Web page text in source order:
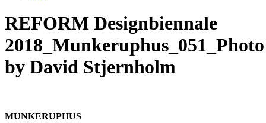
REFORM Designbiennale
2018_Munkeruphus_051_Photo
by David Stjernholm
MUNKERUPHUS